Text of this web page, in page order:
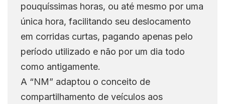
pouquíssimas horas, ou até mesmo por uma
única hora, facilitando seu deslocamento
em corridas curtas, pagando apenas pelo
período utilizado e não por um dia todo
como antigamente.
A “NM” adaptou o conceito de
compartilhamento de veículos aos